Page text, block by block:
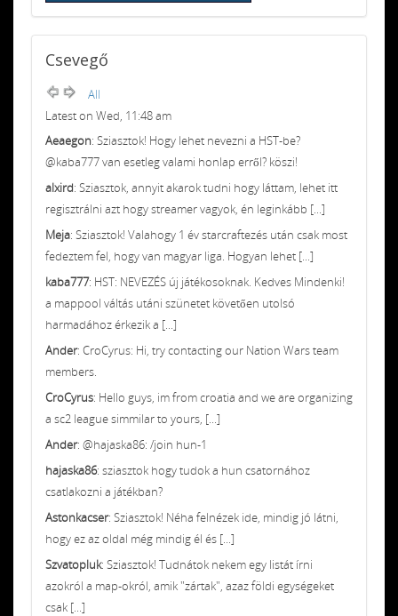
Csevegő
All
Latest on Wed, 11:48 am
Aeaegon: Sziasztok! Hogy lehet nevezni a HST-be?
@kaba777 van esetleg valami honlap erről? köszi!
alxird: Sziasztok, annyit akarok tudni hogy láttam, lehet itt
regisztrálni azt hogy streamer vagyok, én leginkább [...]
Meja: Sziasztok! Valahogy 1 év starcraftezés után csak most
fedeztem fel, hogy van magyar liga. Hogyan lehet [...]
kaba777: HST: NEVEZÉS új játékosoknak. Kedves Mindenki!
a mappool váltás utáni szünetet követően utolsó
harmadához érkezik a [...]
Ander: CroCyrus: Hi, try contacting our Nation Wars team
members.
CroCyrus: Hello guys, im from croatia and we are organizing
a sc2 league simmilar to yours, [...]
Ander: @hajaska86: /join hun-1
hajaska86: sziasztok hogy tudok a hun csatornához
csatlakozni a játékban?
Astonkacser: Sziasztok! Néha felnézek ide, mindig jó látni,
hogy ez az oldal még mindig él és [...]
Szvatopluk: Sziasztok! Tudnátok nekem egy listát írni
azokról a map-okról, amik "zártak", azaz földi egységeket
csak [...]